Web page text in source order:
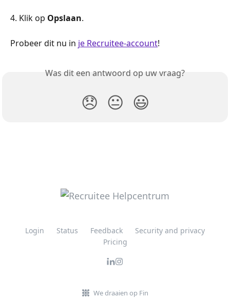
4. Klik op Opslaan.
Probeer dit nu in je Recruitee-account!
Was dit een antwoord op uw vraag?
😞 😐 😃
Login Status Feedback
Security and privacy
Pricing
We draaien op Fin